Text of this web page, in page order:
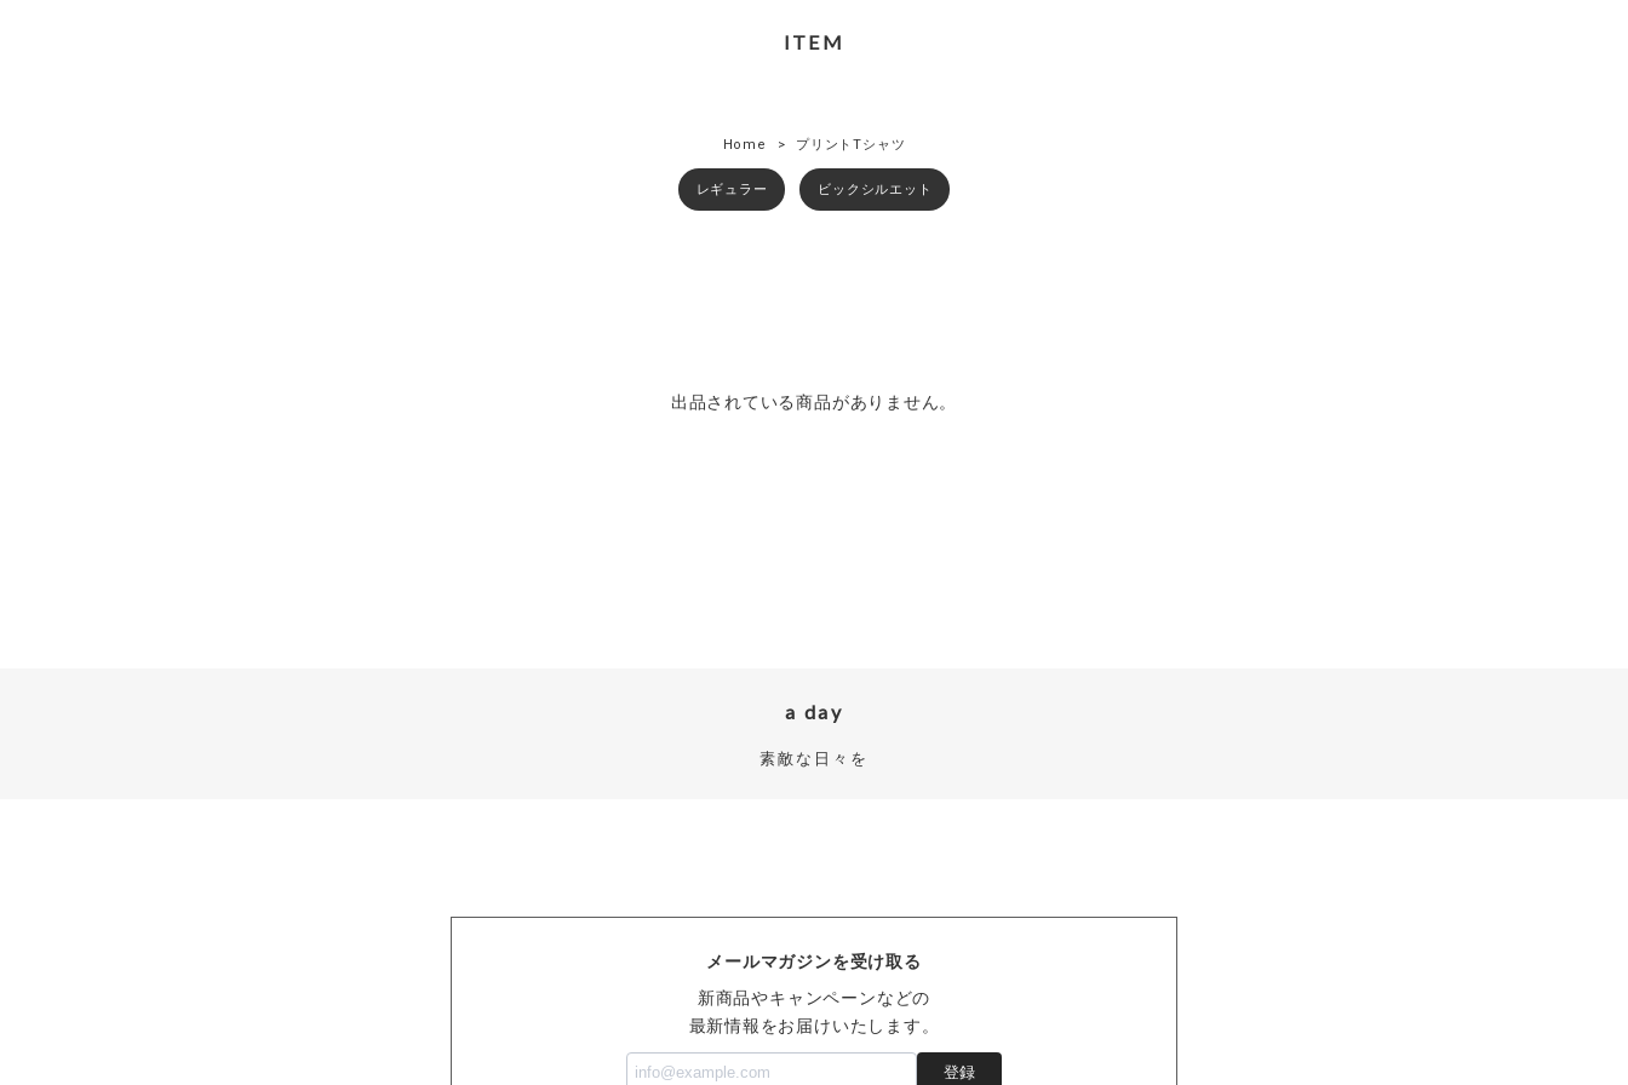
ITEM
Home プリントTシャツ
レギュラー ビックシルエット
出品されている商品がありません。
a day
素敵な日々を
メールマガジンを受け取る
新商品やキャンペーンなどの
最新情報をお届けいたします。
登録